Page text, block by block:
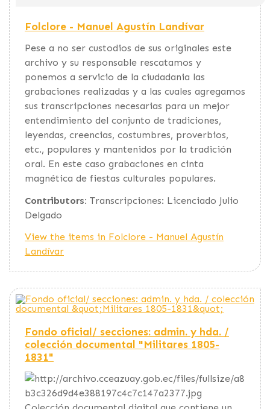
Folclore - Manuel Agustín Landívar
Pese a no ser custodios de sus originales este
archivo y su responsable rescatamos y
ponemos a servicio de la ciudadania las
grabaciones realizadas y a las cuales agregamos
sus transcripciones necesarias para un mejor
entendimiento del conjunto de tradiciones,
leyendas, creencias, costumbres, proverbios,
etc., populares y mantenidos por la tradición
oral. En este caso grabaciones en cinta
magnética de fiestas culturales populares.
Contributors: Transcripciones: Licenciado Julio
Delgado
View the items in Folclore - Manuel Agustín
Landívar
Fondo oficial/ secciones: admin. y hda. /
colección documental "Militares 1805-
1831"